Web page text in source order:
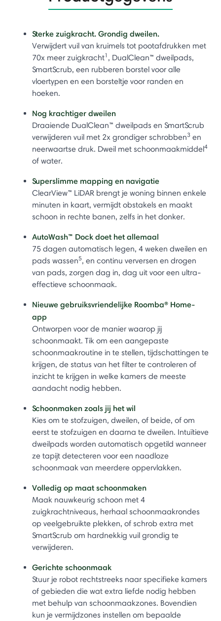
Sterke zuigkracht. Grondig dweilen.
Verwijdert vuil van kruimels tot pootafdrukken met
70x meer zuigkracht1 , DualClean™ dweilpads,
SmartScrub, een rubberen borstel voor alle
vloertypen en een borsteltje voor randen en
hoeken.
Nog krachtiger dweilen
Draaiende DualClean™ dweilpads en SmartScrub
verwijderen vuil met 2x grondiger schrobben3 en
neerwaartse druk. Dweil met schoonmaakmiddel4
of water.
Superslimme mapping en navigatie
ClearView™ LiDAR brengt je woning binnen enkele
minuten in kaart, vermijdt obstakels en maakt
schoon in rechte banen, zelfs in het donker.
AutoWash™ Dock doet het allemaal
75 dagen automatisch legen, 4 weken dweilen en
pads wassen5, en continu verversen en drogen
van pads, zorgen dag in, dag uit voor een ultra-
effectieve schoonmaak.
Nieuwe gebruiksvriendelijke Roomba® Home-
app
Ontworpen voor de manier waarop jij
schoonmaakt. Tik om een aangepaste
schoonmaakroutine in te stellen, tijdschattingen te
krijgen, de status van het filter te controleren of
inzicht te krijgen in welke kamers de meeste
aandacht nodig hebben.
Schoonmaken zoals jij het wil
Kies om te stofzuigen, dweilen, of beide, of om
eerst te stofzuigen en daarna te dweilen. Intuïtieve
dweilpads worden automatisch opgetild wanneer
ze tapijt detecteren voor een naadloze
schoonmaak van meerdere oppervlakken.
Volledig op maat schoonmaken
Maak nauwkeurig schoon met 4
zuigkrachtniveaus, herhaal schoonmaakrondes
op veelgebruikte plekken, of schrob extra met
SmartScrub om hardnekkig vuil grondig te
verwijderen.
Gerichte schoonmaak
Stuur je robot rechtstreeks naar specifieke kamers
of gebieden die wat extra liefde nodig hebben
met behulp van schoonmaakzones. Bovendien
kun je vermijdzones instellen om bepaalde